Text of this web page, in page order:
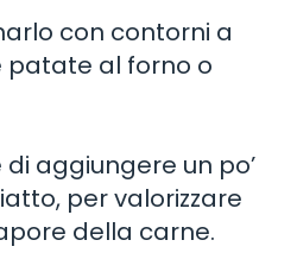
con contorni a
patate al forno o
aggiungere un po’
per valorizzare
della carne.